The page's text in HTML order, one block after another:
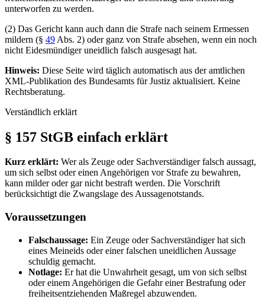
unterworfen zu werden.
(2) Das Gericht kann auch dann die Strafe nach seinem Ermessen
mildern (§ 49 Abs. 2) oder ganz von Strafe absehen, wenn ein noch
nicht Eidesmündiger uneidlich falsch ausgesagt hat.
Hinweis: Diese Seite wird täglich automatisch aus der amtlichen
XML-Publikation des Bundesamts für Justiz aktualisiert. Keine
Rechtsberatung.
Verständlich erklärt
§ 157 StGB einfach erklärt
Kurz erklärt: Wer als Zeuge oder Sachverständiger falsch aussagt,
um sich selbst oder einen Angehörigen vor Strafe zu bewahren,
kann milder oder gar nicht bestraft werden. Die Vorschrift
berücksichtigt die Zwangslage des Aussagenotstands.
Voraussetzungen
Falschaussage: Ein Zeuge oder Sachverständiger hat sich
eines Meineids oder einer falschen uneidlichen Aussage
schuldig gemacht.
Notlage: Er hat die Unwahrheit gesagt, um von sich selbst
oder einem Angehörigen die Gefahr einer Bestrafung oder
freiheitsentziehenden Maßregel abzuwenden.